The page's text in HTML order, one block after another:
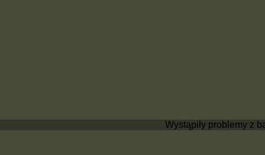
Wystąpiły problemy z